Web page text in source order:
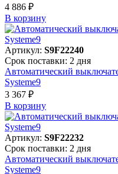
4 886 ₽
В корзинy
Артикул: S9F22240
Срок поставки: 2 дня
Автоматический
Systeme9
3 367 ₽
В корзинy
Артикул: S9F22232
Срок поставки: 2 дня
Автоматический
Systeme9